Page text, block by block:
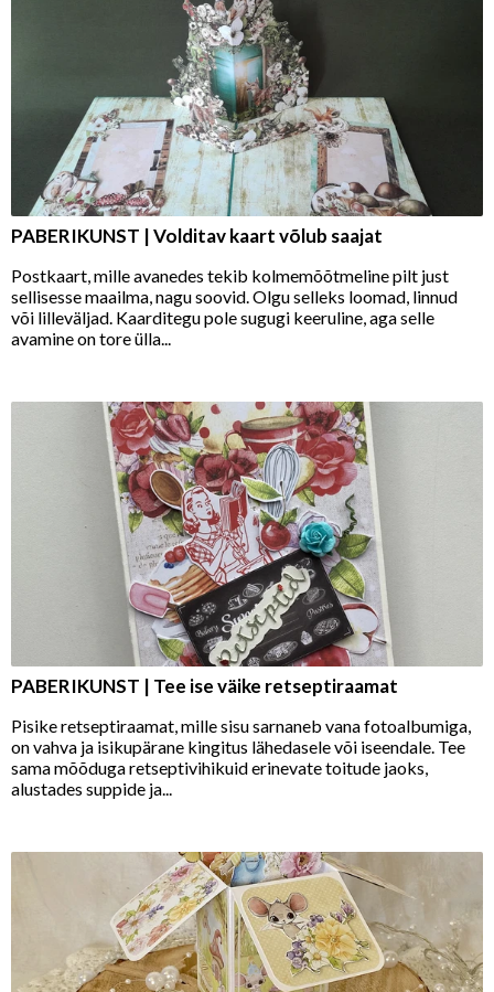
PABERIKUNST | Volditav kaart võlub saajat
Postkaart, mille avanedes tekib kolmemõõtmeline pilt just
sellisesse maailma, nagu soovid. Olgu selleks loomad, linnud
või lilleväljad. Kaarditegu pole sugugi keeruline, aga selle
avamine on tore ülla...
PABERIKUNST | Tee ise väike retseptiraamat
Pisike retseptiraamat, mille sisu sarnaneb vana fotoalbumiga,
on vahva ja isikupärane kingitus lähedasele või iseendale. Tee
sama mõõduga retseptivihikuid erinevate toitude jaoks,
alustades suppide ja...